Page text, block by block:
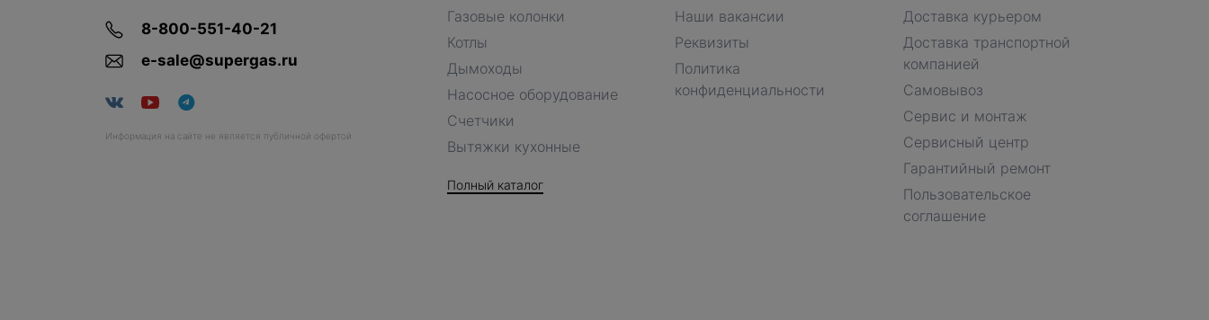
8-800-551-40-21
e-sale@supergas.ru
Информация на сайте не является публичной офертой
Газовые колонки
Котлы
Дымоходы
Насосное оборудование
Счетчики
Вытяжки кухонные
Полный каталог
Наши вакансии
Реквизиты
Политика
конфиденциальности
Доставка курьером
Доставка транспортной
компанией
Самовывоз
Сервис и монтаж
Сервисный центр
Гарантийный ремонт
Пользовательское
соглашение